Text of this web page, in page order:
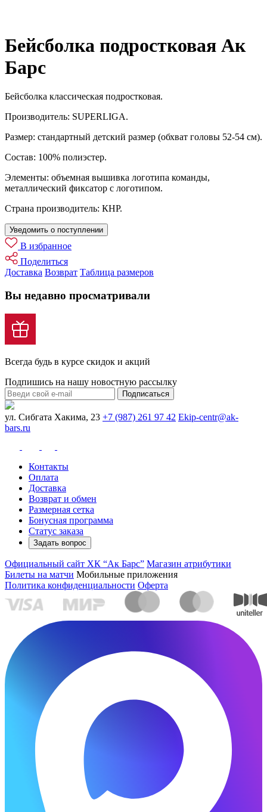
Бейсболка подростковая Ак
Барс
Бейсболка классическая подростковая.
Производитель: SUPERLIGA.
Размер: стандартный детский размер (обхват головы 52-54 см).
Состав: 100% полиэстер.
Элементы: объемная вышивка логотипа команды,
металлический фиксатор с логотипом.
Страна производитель: КНР.
Уведомить о поступлении
В избранное
Поделиться
Доставка Возврат Таблица размеров
Вы недавно просматривали
Всегда будь в курсе скидок и акций
Подпишись на нашу новостную рассылку
Подписаться
ул. Сибгата Хакима, 23 +7 (987) 261 97 42 Ekip-centr@ak-
bars.ru
Контакты
Оплата
Доставка
Возврат и обмен
Размерная сетка
Бонусная программа
Статус заказа
Задать вопрос
Официальный сайт ХК “Ак Барс” Магазин атрибутики
Билеты на матчи Мобильные приложения
Политика конфиденциальности Оферта